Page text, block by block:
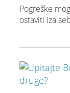
Pogreške
ostaviti iza